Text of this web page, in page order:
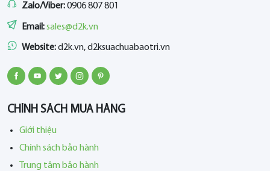
Zalo/Viber:0906 807 801
Email:sales@d2k.vn
Website:d2k.vn, d2ksuachuabaotri.vn
CHÍNH SÁCH MUA HÀNG
Giới thiệu
Chính sách bảo hành
Trung tâm bảo hành